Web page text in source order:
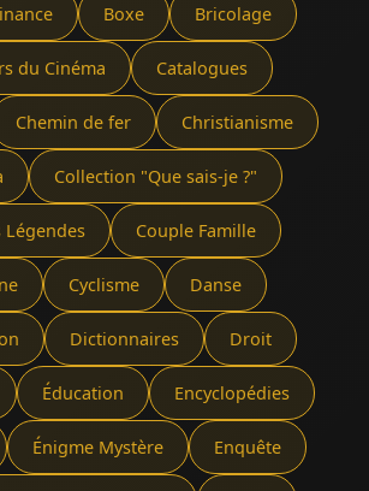
Boxe Bricolage
du Cinéma Catalogues
Chemin de fer Christianisme
Collection "Que sais-je ?"
Légendes Couple Famille
Cyclisme Danse
Dictionnaires Droit
Éducation Encyclopédies
Énigme Mystère Enquête